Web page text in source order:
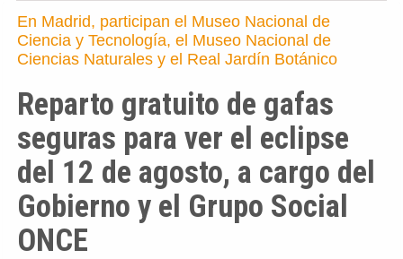
En Madrid, participan el Museo Nacional de
Ciencia y Tecnología, el Museo Nacional de
Ciencias Naturales y el Real Jardín Botánico
Reparto gratuito de gafas
seguras para ver el eclipse
del 12 de agosto, a cargo del
Gobierno y el Grupo Social
ONCE